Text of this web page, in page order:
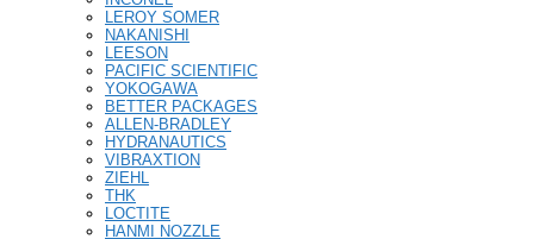
LEROY SOMER
NAKANISHI
LEESON
PACIFIC SCIENTIFIC
YOKOGAWA
BETTER PACKAGES
ALLEN-BRADLEY
HYDRANAUTICS
VIBRAXTION
ZIEHL
THK
LOCTITE
HANMI NOZZLE